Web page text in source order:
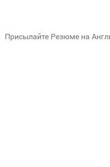
Присылайте Резюме на